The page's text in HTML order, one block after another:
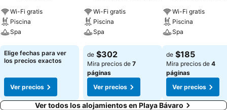
Wi-Fi gratis
Piscina
Spa
Ver precios
Elige fechas para ver
los precios exactos
Ver precios
Wi-Fi gratis
Piscina
Spa
Ver precios
de $302
Mira precios de 7
páginas
Ver precios
Wi-Fi gratis
Piscina
Spa
Ver precios
de $185
Mira precios de 4
páginas
Ver precios
Ver todos los alojamientos en Playa Bávaro